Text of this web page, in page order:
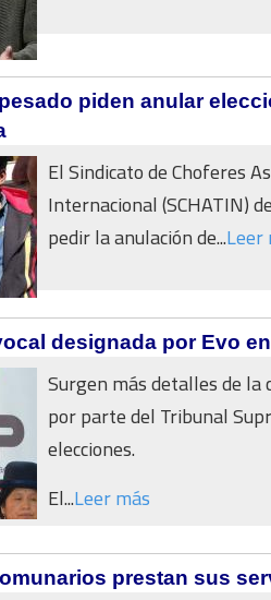
piden anular
El Sindicato de Choferes
Internacional (SCHATIN)
pedir la anulación de...Leer
designada por Evo
Surgen más detalles de
por parte del Tribunal
elecciones.
El...Leer más
prestan sus